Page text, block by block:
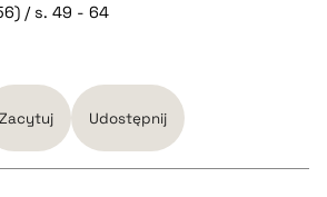
/ s. 49 - 64
Zacytuj Udostępnij